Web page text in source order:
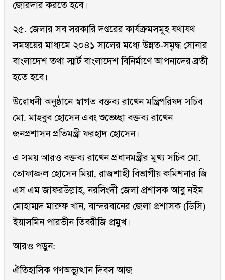
জোরদার করতে হবে।
২৫. জেলার সব সরকারি দপ্তরের কার্যক্রমসমূহ যথাযথ
সমন্বয়ের মাধ্যমে ২০৪১ সালের মধ্যে উন্নত-সমৃদ্ধ সোনার
বাংলাদেশ তথা স্মার্ট বাংলাদেশ বিনির্মাণে আপনাদের ব্রতী
হতে হবে।
উদ্বোধনী অনুষ্ঠানে স্বাগত বক্তব্য রাখেন মন্ত্রিপরিষদ সচিব
মো. মাহবুব হোসেন এবং শুভেচ্ছা বক্তব্য রাখেন
জনপ্রশাসন প্রতিমন্ত্রী ফরহাদ হোসেন।
এ সময় আরও বক্তব্য রাখেন প্রধানমন্ত্রীর মুখ্য সচিব মো.
তোফাজ্জল হোসেন মিয়া, রাজশাহী বিভাগীয় কমিশনার জি
এস এম জাফরউল্লাহ, নরসিংদী জেলা প্রশাসক আবু নইম
মোহাম্মদ মারুফ খান, বান্দরবানের জেলা প্রশাসক (ডিসি)
ইয়াসমিন পারভীন তিবরীজি প্রমুখ।
আরও পড়ুন:
ঐতিহাসিক গণঅভ্যুত্থান দিবস আজ